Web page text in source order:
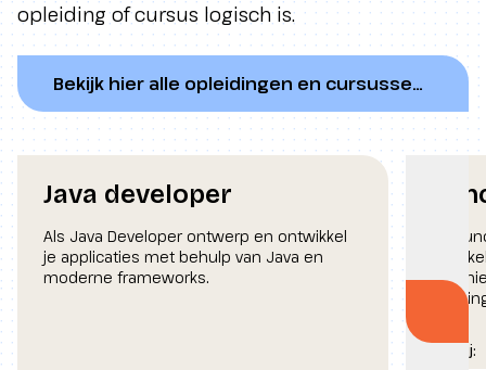
opleiding of cursus logisch is.
Bekijk hier alle opleidingen en cursussen in ICT
Java developer
Als Java Developer ontwerp en ontwikkel
je applicaties met behulp van Java en
moderne frameworks.
Als
Ben jij: